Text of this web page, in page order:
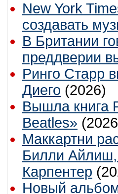
New York
создавать
В Британии
преддверии
Ринго Старр
Диего (2026)
Вышла книга
Beatles»
Маккартни
Билли
Карпентер
Новый